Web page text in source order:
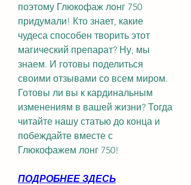
поэтому Глюкофаж лонг 750
придумали! Кто знает, какие
чудеса способен творить этот
магический препарат? Ну, мы
знаем. И готовы поделиться
своими отзывами со всем миром.
Готовы ли вы к кардинальным
изменениям в вашей жизни? Тогда
читайте нашу статью до конца и
побеждайте вместе с
Глюкофажем лонг 750!
ПОДРОБНЕЕ ЗДЕСЬ